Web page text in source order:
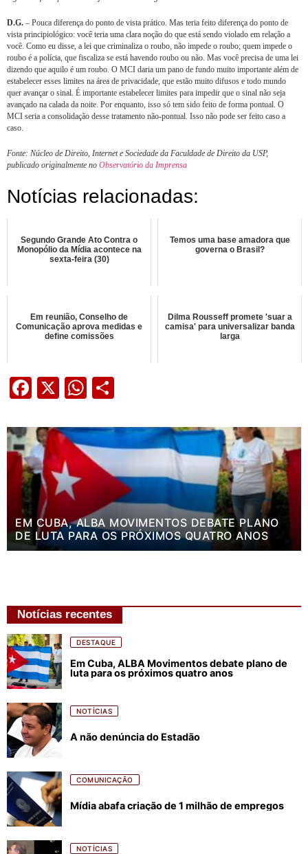
D.G. – Pouca diferença do ponto de vista prático. Mas teria feito diferença do ponto de
vista principiológico: você teria uma clara noção do que está sendo violado em relação a
você. Como eu disse, a lei que criminaliza o roubo, não impede o roubo; quem impede o
roubo é a polícia, que fiscaliza se está havendo roubo ou não. Mas você precisa de uma lei
dizendo que aquilo é um roubo. O MCI daria um pano de fundo muito importante além de
estabelecer esses limites na área de privacidade, que estão muito difusos e todo mundo
quer avançar o sinal. É importante estabelecer limites para impedir que o sinal não seja
avançado na calada da noite. Por enquanto, isso só tem sido feito de forma pontual. O
MCI seria a consolidação desse tratamento não-pontual. Isso não pode ser feito caso a
caso.
Fonte: Núcleo de Direito, Internet e Sociedade da Faculdade de Direito da USP,
publicado originalmente no Observatório da Imprensa
Notícias relacionadas:
Segundo Grande Ato Contra o
Monopólio da Mídia acontece na
sexta-feira (30)
Temos uma base amadora que
governa o Brasil?
Em reunião, Conselho de
Comunicação aprova medidas e
define comissões
Dilma Rousseff promete 'suar a
camisa' para universalizar banda
larga
Facebook
X WhatsApp
EM CUBA, ALBA MOVIMENTOS DEBATE PLANO
DE LUTA PARA OS PRÓXIMOS QUATRO ANOS
Notícias recentes
DESTAQUE
Em Cuba, ALBA Movimentos debate plano de
luta para os próximos quatro anos
NOTÍCIAS
A não denúncia do Estadão
COMUNICAÇÃO
Mídia abafa criação de 1 milhão de empregos
NOTÍCIAS